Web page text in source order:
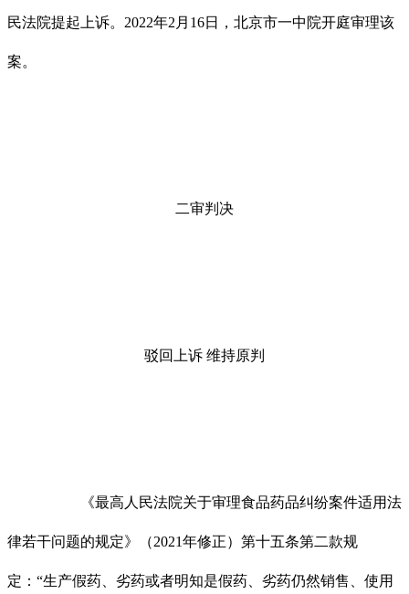
民法院提起上诉。2022年2月16日，北京市一中院开庭审理该
案。
二审判决
驳回上诉 维持原判
《最高人民法院关于审理食品药品纠纷案件适用法
律若干问题的规定》（2021年修正）第十五条第二款规
定：“生产假药、劣药或者明知是假药、劣药仍然销售、使用